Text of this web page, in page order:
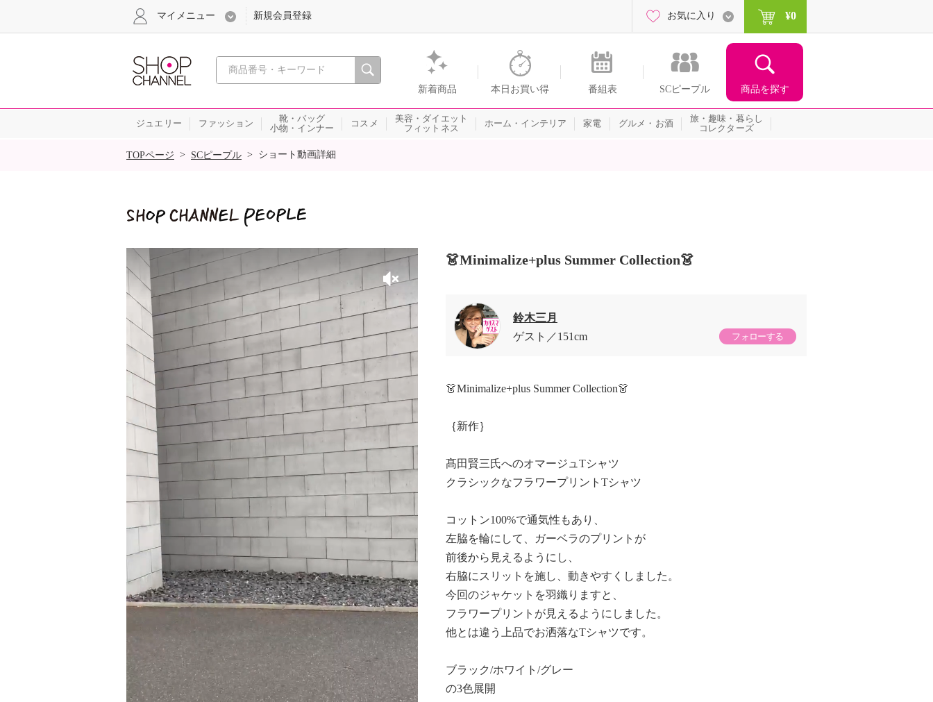
心おどる、瞬間を。通販・テレビショッピングのショップチャンネル
新着商品 本日お買い得 番組表 SCピープル 商品を探す
マイメニュー 新規会員登録 お気に入り ¥0
ジュエリー ファッション
靴・バッグ
小物・インナー
コスメ
美容・ダイエット
フィットネス
ホーム・インテリア 家電 グルメ・お酒
旅・趣味・暮らし
コレクターズ
SALE
TOPページ > SCピープル > ショート動画詳細
👗Minimalize+plus Summer Collection👗
鈴木三月
ゲスト
151cm フォローする
👗Minimalize+plus Summer Collection👗
｛新作｝
髙田賢三氏へのオマージュTシャツ
クラシックなフラワープリントTシャツ
コットン100%で通気性もあり、
左脇を輪にして、ガーベラのプリントが
前後から見えるようにし、
右脇にスリットを施し、動きやすくしました。
今回のジャケットを羽織りますと、
フラワープリントが見えるようにしました。
他とは違う上品でお洒落なTシャツです。
ブラック/ホワイト/グレー
の3色展開